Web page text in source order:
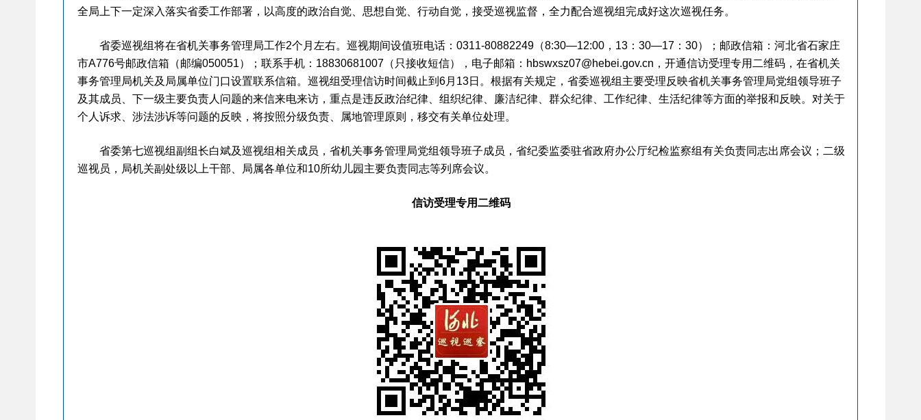
全局上下一定深入落实省委工作部署，以高度的政治自觉、思想自觉、行动自觉，接受巡视监督，全力配合巡视组完成好这次巡视任务。
省委巡视组将在省机关事务管理局工作2个月左右。巡视期间设值班电话：0311-80882249（8:30—12:00，13：30—17：30）；邮政信箱：河北省石家庄
市A776号邮政信箱（邮编050051）；联系手机：18830681007（只接收短信），电子邮箱：hbswxsz07@hebei.gov.cn，开通信访受理专用二维码，在省机关
事务管理局机关及局属单位门口设置联系信箱。巡视组受理信访时间截止到6月13日。根据有关规定，省委巡视组主要受理反映省机关事务管理局党组领导班子
及其成员、下一级主要负责人问题的来信来电来访，重点是违反政治纪律、组织纪律、廉洁纪律、群众纪律、工作纪律、生活纪律等方面的举报和反映。对关于
个人诉求、涉法涉诉等问题的反映，将按照分级负责、属地管理原则，移交有关单位处理。
省委第七巡视组副组长白斌及巡视组相关成员，省机关事务管理局党组领导班子成员，省纪委监委驻省政府办公厅纪检监察组有关负责同志出席会议；二级
巡视员，局机关副处级以上干部、局属各单位和10所幼儿园主要负责同志等列席会议。
信访受理专用二维码